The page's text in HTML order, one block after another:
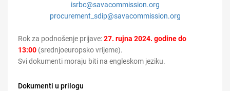
isrbc@savacommission.org
procurement_sdip@savacommission.org
Rok za podnošenje prijave:27. rujna 2024. godine do
13:00 (srednjoeuropsko vrijeme).
Svi dokumenti moraju biti na engleskom jeziku.
Dokumenti u prilogu